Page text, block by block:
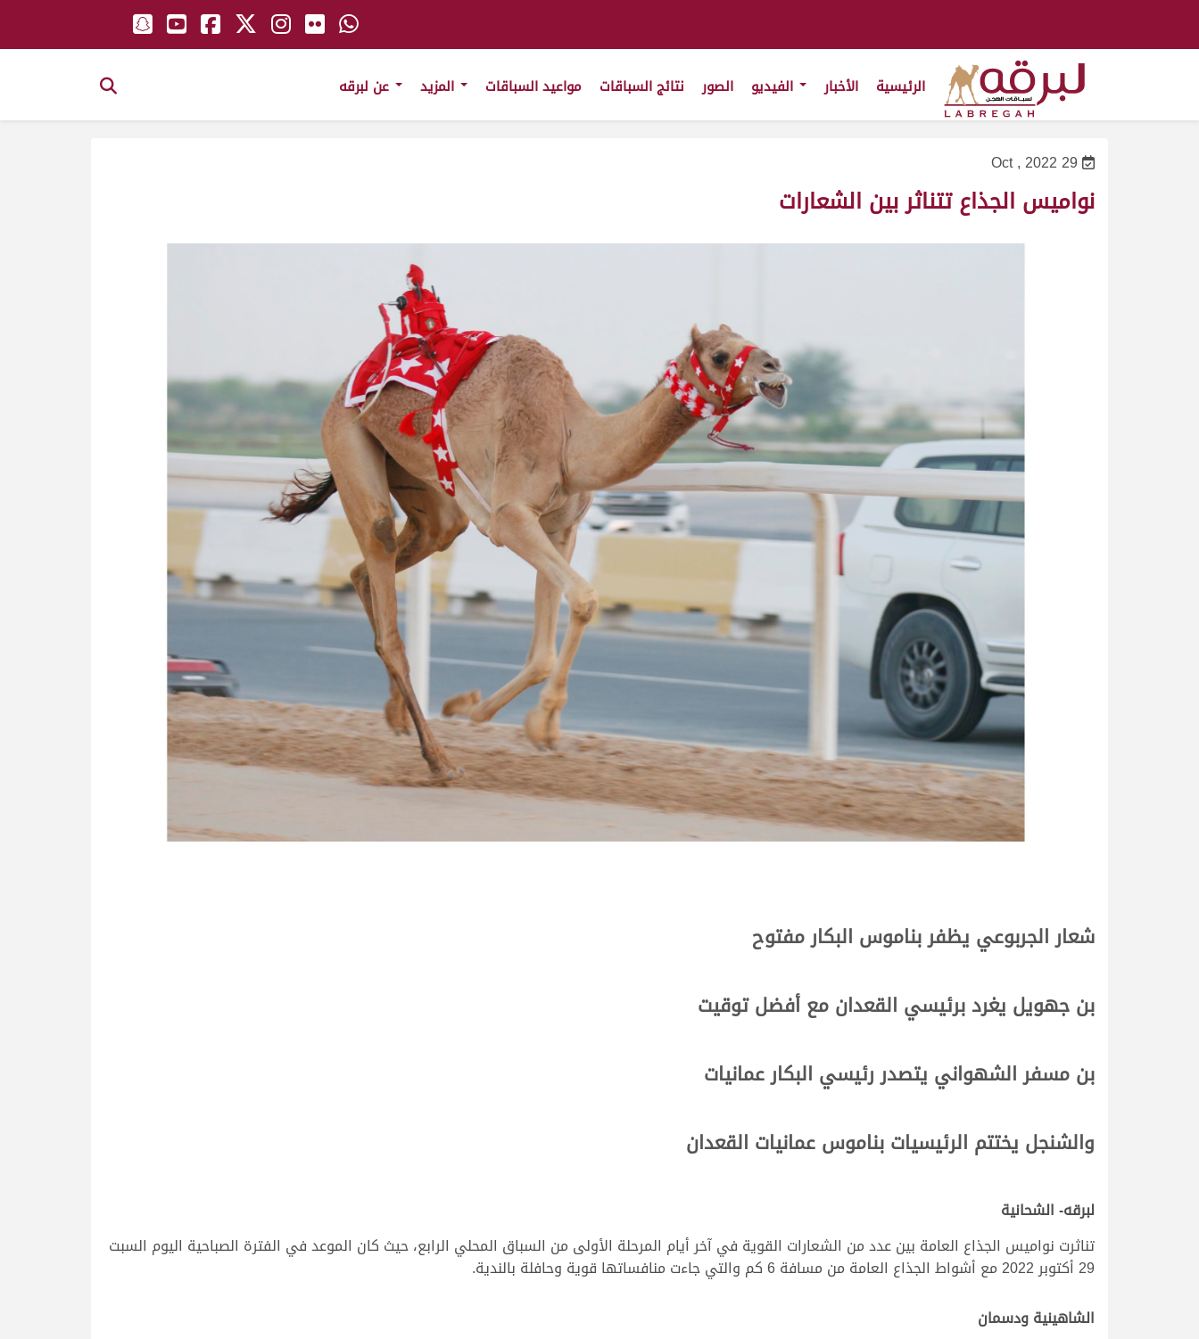
الرئيسية الأخبار الصور نتائج السباقات مواعيد السباقات
29 Oct , 2022
نواميس الجذاع تتناثر بين الشعارات
شعار الجربوعي يظفر بناموس البكار مفتوح
بن جهويل يغرد برئيسي القعدان مع أفضل توقيت
بن مسفر الشهواني يتصدر رئيسي البكار عمانيات
والشنجل يختتم الرئيسيات بناموس عمانيات القعدان
لبرقه- الشحانية
تناثرت نواميس الجذاع العامة بين عدد من الشعارات القوية في آخر أيام المرحلة الأولى من السباق المحلي الرابع، حيث كان الموعد في الفترة الصباحية اليوم السبت
29 أكتوبر 2022 مع أشواط الجذاع العامة من مسافة 6 كم والتي جاءت منافساتها قوية وحافلة بالندية.
الشاهينية ودسمان